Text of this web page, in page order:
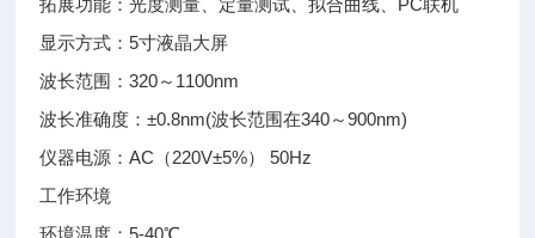
拓展功能：光度测量、定量测试、拟合曲线、PC联机
显示方式：5寸液晶大屏
波长范围：320～1100nm
波长准确度：±0.8nm(波长范围在340～900nm)
仪器电源：AC（220V±5%） 50Hz
工作环境
环境温度：5-40℃